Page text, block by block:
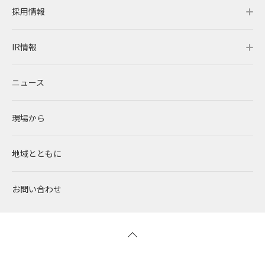
レノバの強み
発電所・蓄電所一覧
コーポレートPPA
太陽光発電
蓄電事業
風力発電
会社概要・アクセス
CEOメッセージ
企業理念
中期経営計画
私たちの想い
沿革
サステナビリティトップ
理念・ポリシー
環境
社会
ガバナンス
ESGデータ
採用情報
採用情報トップ
RENOVAを知る
RENOVAで働く
社員インタビュー
新卒採用
IR情報
IR情報トップ
IRニュース
経営情報
財務ハイライト
ニュース
現場から
地域とともに
お問い合わせ